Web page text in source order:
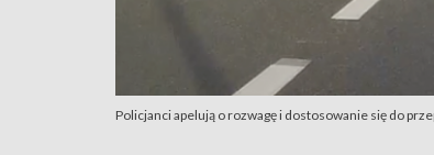
Policjanci apelują o rozwagę i dostosowanie się do